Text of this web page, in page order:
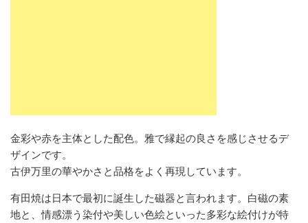
金彩や赤を主体とした配色。雅で縁起の良さを感じさせるデ
ザインです。
古伊万里の華やかさと品格をよく再現しています。
有田焼は日本で最初に誕生した磁器と言われます。白磁の素
地と、情感漂う染付や美しい色絵といった多彩な絵付けが特